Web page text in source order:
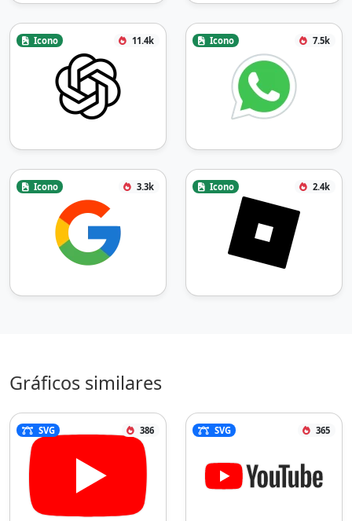
Icono 11.4k Icono 7.5k
Icono 3.3k Icono 2.4k
Gráficos similares
SVG 386 SVG 365